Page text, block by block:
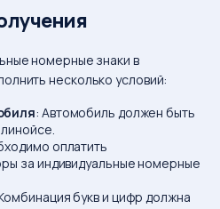
номерные знаки в
несколько условий:
: Автомобиль должен быть
оплатить
за индивидуальные номерные
букв и цифр должна